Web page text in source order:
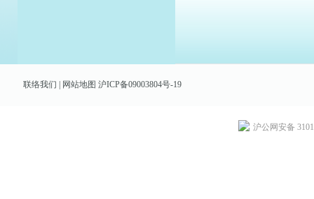
联络我们 网站地图 沪ICP备09003804号-19
沪公网安备